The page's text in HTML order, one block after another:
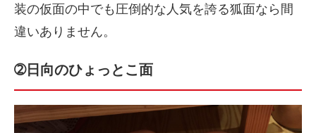
装の仮面の中でも圧倒的な人気を誇る狐面なら間
違いありません。
➁日向のひょっとこ面